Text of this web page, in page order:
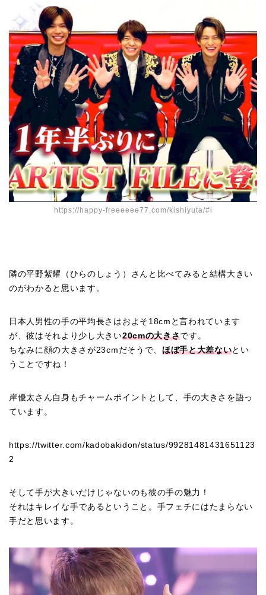
https://happy-freeeeee77.com/kishiyuta/#i
隣の平野紫耀（ひらのしょう）さんと比べてみると結構大きい
のがわかると思います。
日本人男性の手の平均長さはおよそ18cmと言われています
が、彼はそれより少し大きい20cmの大きさです。
ちなみに顔の大きさが23cmだそうで、 ほぼ手と大差ないとい
うことですね！
岸優太さん自身もチャームポイントとして、手の大きさを語っ
ています。
https://twitter.com/kadobakidon/status/99281481431651123
2
そして手が大きいだけじゃないのも彼の手の魅力！
それはキレイな手であるということ。手フェチにはたまらない
手だと思います。